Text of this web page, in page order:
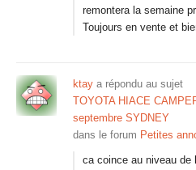
remontera la semaine
Toujours en vente et
ktay a répondu au sujet
TOYOTA HIACE
septembre SYDNEY
dans le forum Petites
ca coince au niveau de